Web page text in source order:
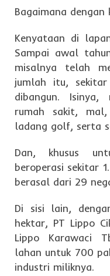
Bagaimana dengan
Kenyataan di
Sampai awal
misalnya telah
jumlah itu,
dibangun.
rumah sakit,
ladang golf, serta
Dan, khusus
beroperasi sekitar
berasal dari 29
Di sisi lain,
hektar, PT Lippo
Lippo Karawaci
lahan untuk 700
industri miliknya.